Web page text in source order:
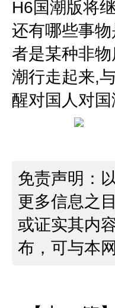
H6国潮版将
还有哪些事
者是某种非
潮行走起来,
醒对国人对
免责声明：
更多信息之
或证实其内
布，可与本